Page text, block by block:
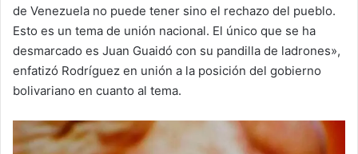
de Venezuela no puede tener sino el rechazo del pueblo.
Esto es un tema de unión nacional. El único que se ha
desmarcado es Juan Guaidó con su pandilla de ladrones»,
enfatizó Rodríguez en unión a la posición del gobierno
bolivariano en cuanto al tema.